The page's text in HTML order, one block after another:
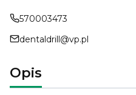
570003473
dentaldrill@vp.pl
Opis